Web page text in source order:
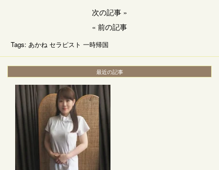
次の記事 »
« 前の記事
Tags:あかね セラピスト 一時帰国
最近の記事